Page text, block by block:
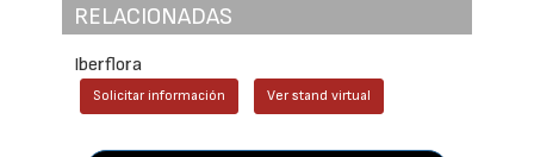
RELACIONADAS
Iberflora
Solicitar información Ver stand virtual